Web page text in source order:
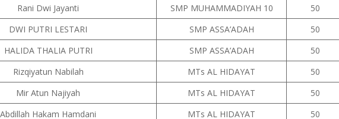
Rani Dwi Jayanti SMP MUHAMMADIYAH 10 50
DWI PUTRI LESTARI SMP ASSA’ADAH 50
HALIDA THALIA PUTRI SMP ASSA’ADAH 50
Rizqiyatun Nabilah MTs AL HIDAYAT 50
Mir Atun Najiyah MTs AL HIDAYAT 50
Abdillah Hakam Hamdani MTs AL HIDAYAT 50